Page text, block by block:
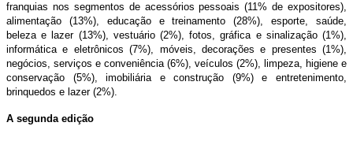
franquias nos segmentos de acessórios pessoais (11% de expositores),
alimentação (13%), educação e treinamento (28%), esporte, saúde,
beleza e lazer (13%), vestuário (2%), fotos, gráfica e sinalização (1%),
informática e eletrônicos (7%), móveis, decorações e presentes (1%),
negócios, serviços e conveniência (6%), veículos (2%), limpeza, higiene e
conservação (5%), imobiliária e construção (9%) e entretenimento,
brinquedos e lazer (2%).
A segunda edição